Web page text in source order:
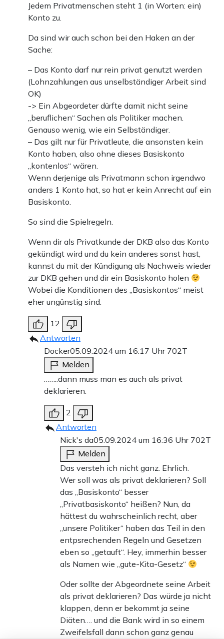
Jedem Privatmenschen steht 1 (in Worten: ein)
Konto zu.
Da sind wir auch schon bei den Haken an der
Sache:
– Das Konto darf nur rein privat genutzt werden
(Lohnzahlungen aus unselbständiger Arbeit sind
OK)
-> Ein Abgeordeter dürfte damit nicht seine
„beruflichen“ Sachen als Politiker machen.
Genauso wenig, wie ein Selbständiger.
– Das gilt nur für Privatleute, die ansonsten kein
Konto haben, also ohne dieses Basiskonto
„kontenlos“ wären.
Wenn derjenige als Privatmann schon irgendwo
anders 1 Konto hat, so hat er kein Anrecht auf ein
Basiskonto.
So sind die Spielregeln.
Wenn dir als Privatkunde der DKB also das Konto
gekündigt wird und du kein anderes sonst hast,
kannst du mit der Kündigung als Nachweis wieder
zur DKB gehen und dir ein Basiskonto holen
Wobei die Konditionen des „Basiskontos“ meist
eher ungünstig sind.
12
Antworten
Docker05.09.2024 um 16:17 Uhr 702T
Melden
……..dann muss man es auch als privat
deklarieren.
2
Antworten
Nick's da05.09.2024 um 16:36 Uhr 702T
Melden
Das versteh ich nicht ganz. Ehrlich.
Wer soll was als privat deklarieren? Soll
das „Basiskonto“ besser
„Privatbasiskonto“ heißen? Nun, da
hättest du wahrscheinlich recht, aber
„unsere Politiker“ haben das Teil in den
entpsrechenden Regeln und Gesetzen
eben so „getauft“. Hey, immerhin besser
als Namen wie „gute-Kita-Gesetz“
Oder sollte der Abgeordnete seine Arbeit
als privat deklarieren? Das würde ja nicht
klappen, denn er bekommt ja seine
Diäten…. und die Bank wird in so einem
Zweifelsfall dann schon ganz genau